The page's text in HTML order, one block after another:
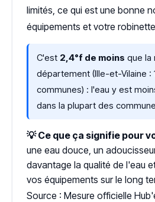
limités, ce qui est une bonne
équipements et votre
C'est 2,4°f de moins que la
département (Ille-et-Vilaine :
communes) : l'eau y est
dans la plupart des
💡 Ce que ça signifie pour
une eau douce, un
davantage la qualité de l'eau
vos équipements sur le long
Source : Mesure officielle